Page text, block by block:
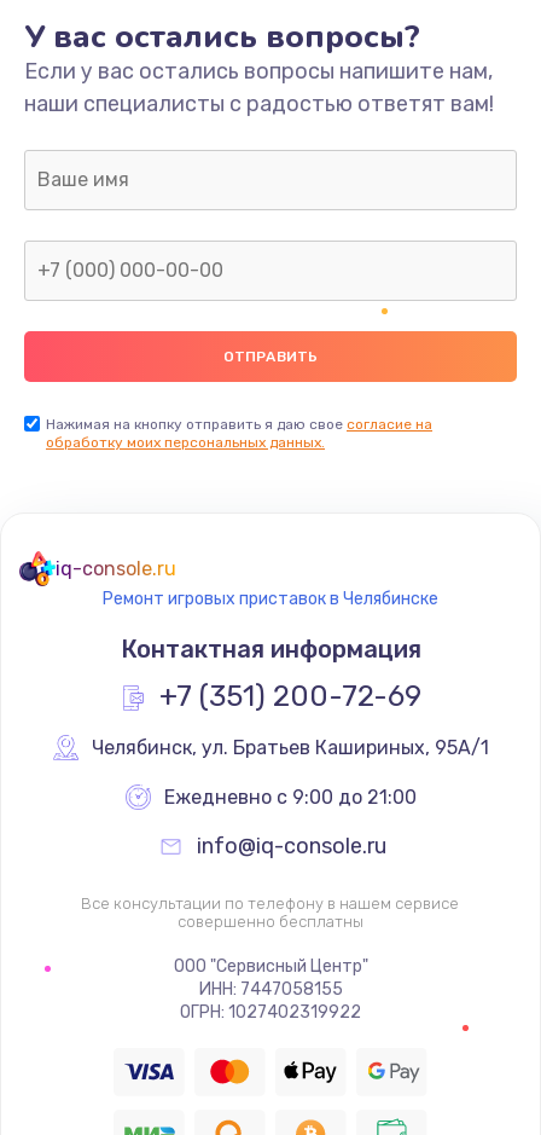
Замена/Pемонт карбюратора
1300 руб.
Заказать
Ремонт капиллярной трубки
400 руб.
Заказать
Замена термостата
1200 руб.
Заказать
Замена реле
700 руб.
Заказать
Замена ТЭНа
Заказать
У вас остались вопросы?
Если у вас остались вопросы напишите нам,
наши специалисты с радостью ответят вам!
Нажимая на кнопку отправить я даю свое согласие на
обработку моих персональных данных.
iq-console.ru
Ремонт игровых приставок в Челябинске
Контактная информация
+7 (351) 200-72-69
Челябинск, ул. Братьев Кашириных, 95А/1
Ежедневно с 9:00 до 21:00
info@iq-console.ru
Все консультации по телефону в нашем сервисе
совершенно бесплатны
ООО "Сервисный Центр"
ИНН: 7447058155
ОГРН: 1027402319922